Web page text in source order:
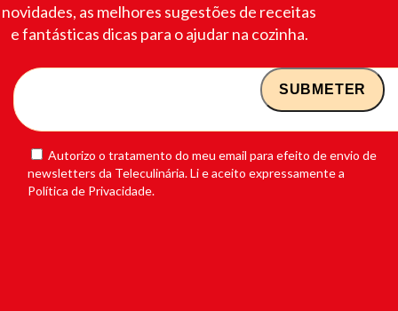
novidades, as melhores sugestões de receitas
e fantásticas dicas para o ajudar na cozinha.
Autorizo o tratamento do meu email para efeito de envio de
newsletters da Teleculinária. Li e aceito expressamente a
Política de Privacidade.